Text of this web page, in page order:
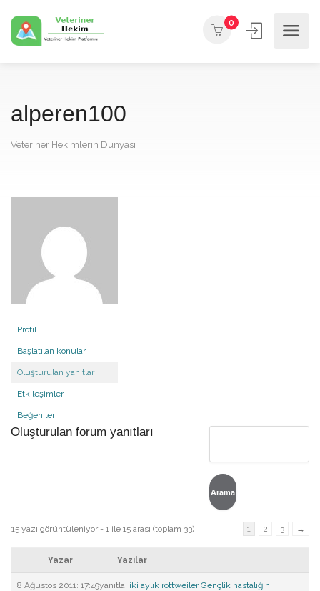
0
alperen100
Veteriner Hekimlerin Dünyası
Profil
Başlatılan konular
Oluşturulan yanıtlar
Etkileşimler
Beğeniler
Oluşturulan forum yanıtları
15 yazı görüntüleniyor - 1 ile 15 arası (toplam 33) 1 2 3 →
Yazar Yazılar
8 Ağustos 2011: 17:49yanıtla: iki aylık rottweiler Gençlik hastalığını